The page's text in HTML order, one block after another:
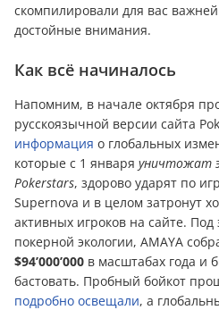
скомпилировали для вас
достойные внимания.
Как всё начиналось
Напомним, в начале октября
русскоязычной версии сайта
информация о глобальных
которые с 1 января уничтожат
Pokerstars, здорово ударят по
Supernova и в целом затронут
активных игроков на сайте.
покерной экологии, AMAYA
$94’000’000 в масштабах года и
бастовать. Пробный бойкот
подробно освещали, а